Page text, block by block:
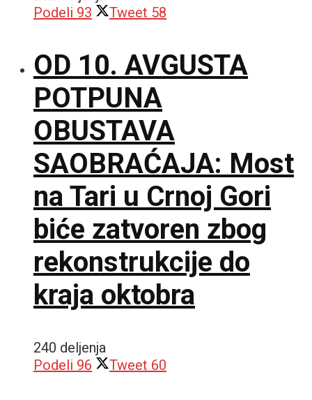
Podeli 93 Tweet 58
OD 10. AVGUSTA
POTPUNA
OBUSTAVA
SAOBRAĆAJA: Most
na Tari u Crnoj Gori
biće zatvoren zbog
rekonstrukcije do
kraja oktobra
240 deljenja
Podeli 96 Tweet 60